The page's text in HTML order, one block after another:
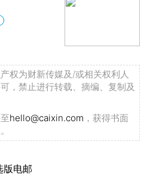
权为财新传媒及/或相关权利人
，禁止进行转载、摘编、复制及
hello@caixin.com ，获得书面
版电邮